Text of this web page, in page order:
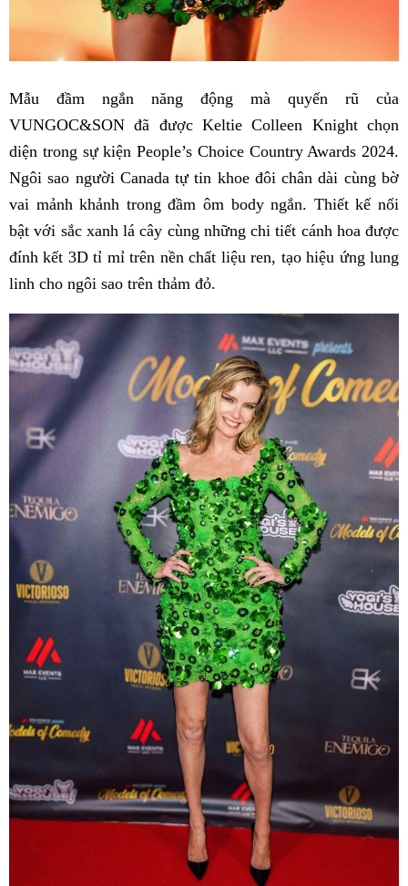
Mẫu đầm ngắn năng động mà quyến rũ của
VUNGOC&SON đã được Keltie Colleen Knight chọn
diện trong sự kiện People’s Choice Country Awards 2024.
Ngôi sao người Canada tự tin khoe đôi chân dài cùng bờ
vai mảnh khảnh trong đầm ôm body ngắn. Thiết kế nổi
bật với sắc xanh lá cây cùng những chi tiết cánh hoa được
đính kết 3D tỉ mỉ trên nền chất liệu ren, tạo hiệu ứng lung
linh cho ngôi sao trên thảm đỏ.